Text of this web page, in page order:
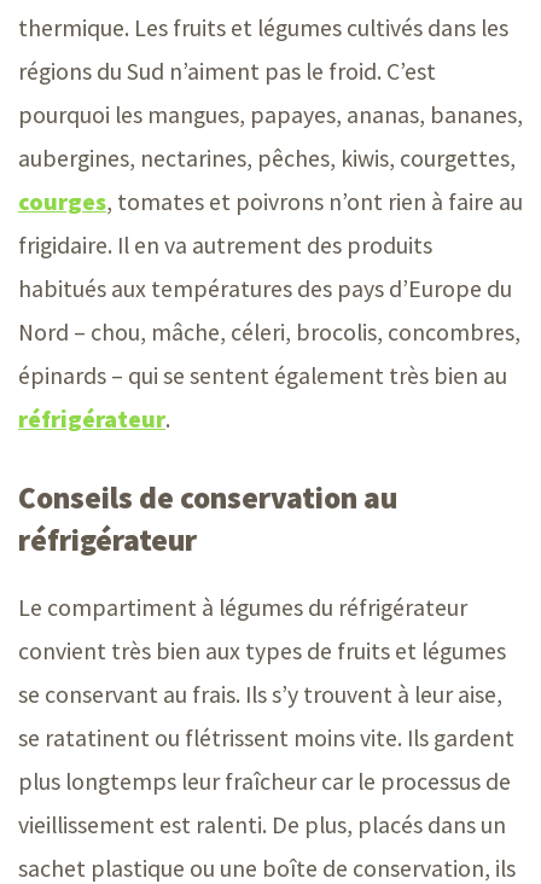
thermique. Les fruits et légumes cultivés dans les
régions du Sud n’aiment pas le froid. C’est
pourquoi les mangues, papayes, ananas, bananes,
aubergines, nectarines, pêches, kiwis, courgettes,
courges, tomates et poivrons n’ont rien à faire au
frigidaire. Il en va autrement des produits
habitués aux températures des pays d’Europe du
Nord – chou, mâche, céleri, brocolis, concombres,
épinards – qui se sentent également très bien au
réfrigérateur.
Conseils de conservation au
réfrigérateur
Le compartiment à légumes du réfrigérateur
convient très bien aux types de fruits et légumes
se conservant au frais. Ils s’y trouvent à leur aise,
se ratatinent ou flétrissent moins vite. Ils gardent
plus longtemps leur fraîcheur car le processus de
vieillissement est ralenti. De plus, placés dans un
sachet plastique ou une boîte de conservation, ils